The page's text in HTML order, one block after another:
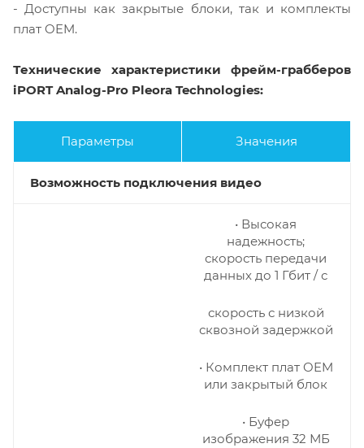
- Доступны как закрытые блоки, так и комплекты
плат OEM.
Технические характеристики фрейм-грабберов
iPORT Analog-Pro Pleora Technologies:
Параметры Значения
Возможность подключения видео
• Высокая
надежность;
скорость передачи
данных до 1 Гбит / с
скорость с низкой
сквозной задержкой
• Комплект плат OEM
или закрытый блок
• Буфер
изображения 32 МБ